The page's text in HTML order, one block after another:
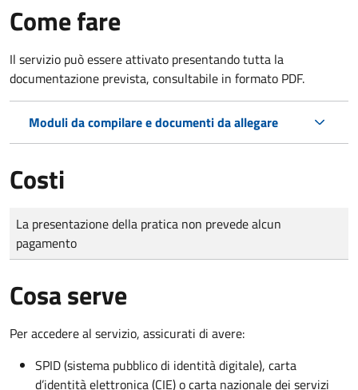
Come fare
Il servizio può essere attivato presentando tutta la
documentazione prevista, consultabile in formato PDF.
Moduli da compilare e documenti da allegare
Costi
Tipo di pagamento
Importo
La presentazione della pratica non prevede alcun
pagamento
Cosa serve
Per accedere al servizio, assicurati di avere:
SPID (sistema pubblico di identità digitale), carta
d’identità elettronica (CIE) o carta nazionale dei servizi